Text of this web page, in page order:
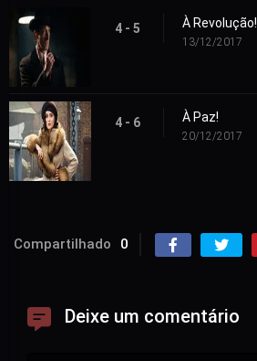
4 - 5 À Revolução!
13/12/2017
4 - 6 À Paz!
20/12/2017
Compartilhado 0
Deixe um comentário